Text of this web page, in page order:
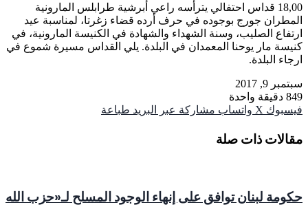
18,00 قداس احتفالي يترأسه راعي أبرشية طرابلس المارونية
المطران جورج بوجوده في حرف أرده قضاء زغرتا، لمناسبة عيد
ارتفاع الصليب، وسنة الشهداء والشهادة في الكنيسة المارونية، في
كنيسة مار يوحنا المعمدان في البلدة. يلي القداس مسيرة شموع في
ارجاء البلدة.
سبتمبر 9, 2017
849 دقيقة واحدة
فيسبوك ‫X واتساب مشاركة عبر البريد طباعة
مقالات ذات صلة
حكومة لبنان توافق على إنهاء الوجود المسلح لـ«حزب الله